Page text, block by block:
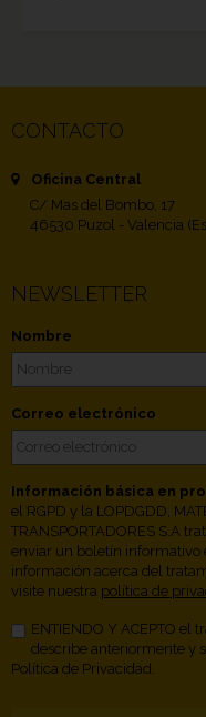
CONTACTO
Oficina Central
C/ Mas del Bombo, 17
46530 Puzol - Valencia
NEWSLETTER
Nombre
Correo electrónico
Información básica en
el RGPD y la LOPDGDD,
TRANSPORTADORES S.A
enviar un boletín informativo
información acerca del
visite nuestra política de
ENTIENDO Y ACEPTO el
describe anteriormente y
Política de Privacidad.